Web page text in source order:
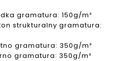
gramatura: 150g/m²
strukturalny gramatura:
gramatura: 350g/m²
gramatura: 350g/m²